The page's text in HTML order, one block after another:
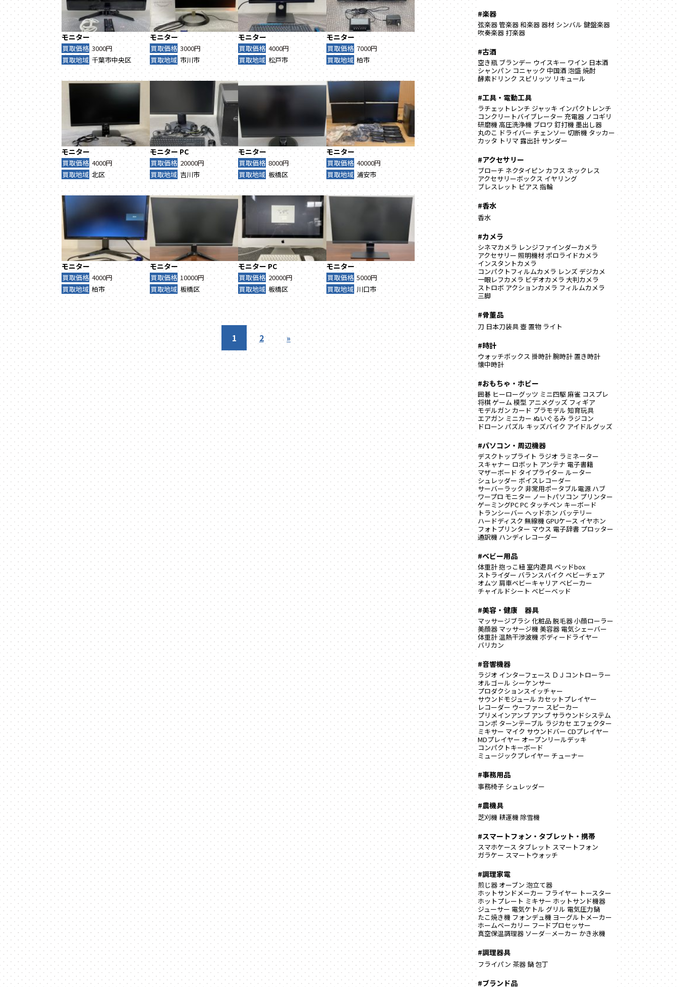
モニター
買取価格 3000円
買取地域 千葉市中央区
モニター
買取価格 3000円
買取地域 市川市
モニター
買取価格 4000円
買取地域 松戸市
モニター
買取価格 7000円
買取地域 柏市
モニター
買取価格 4000円
買取地域 北区
モニター PC
買取価格 20000円
買取地域 吉川市
モニター
買取価格 8000円
買取地域 板橋区
モニター
買取価格 40000円
買取地域 浦安市
モニター
買取価格 4000円
買取地域 柏市
モニター
買取価格 10000円
買取地域 板橋区
モニター PC
買取価格 20000円
買取地域 板橋区
モニター
買取価格 5000円
買取地域 川口市
1 2 »
#楽器
弦楽器管楽器和楽器 器材 シンバル 鍵盤楽器
吹奏楽器 打楽器
#古酒
空き瓶 ブランデー ウイスキー ワイン 日本酒
シャンパン コニャック 中国酒 泡盛焼酎
酵素ドリンク スピリッツ リキュール
#工具・電動工具
ラチェットレンチ ジャッキ インパクトレンチ
コンクリートバイブレーター 充電器 ノコギリ
研磨機 高圧洗浄機 ブロワ 釘打機墨出し器
丸のこ ドライバー チェンソー 切断機 タッカー
カッタ トリマ 露出計 サンダー
#アクセサリー
ブローチ ネクタイピン カフス ネックレス
アクセサリーボックス イヤリング
ブレスレット ピアス 指輪
#香水
香水
#カメラ
シネマカメラ レンジファインダーカメラ
アクセサリー 照明機材 ポロライドカメラ
インスタントカメラ
コンパクトフィルムカメラ レンズ デジカメ
一眼レフカメラ ビデオカメラ 大判カメラ
ストロボ アクションカメラ フィルムカメラ
三脚
#骨董品
刀 日本刀装具壺 置物 ライト
#時計
ウォッチボックス 掛時計腕時計 置き時計
懐中時計
#おもちゃ・ホビー
囲碁 ヒーローグッツ ミニ四駆麻雀 コスプレ
将棋ゲーム 模型 アニメグッズ フィギア
モデルガン カード プラモデル 知育玩具
エアガン ミニカー ぬいぐるみ ラジコン
ドローン パズル キッズバイク アイドルグッズ
#パソコン・周辺機器
デスクトップライト ラジオ ラミネーター
スキャナー ロボット アンテナ 電子書籍
マザーボード タイプライター ルーター
シュレッダー ボイスレコーダー
サーバーラック 非常用ポータブル電源 ハブ
ワープロ モニター ノートパソコン プリンター
ゲーミングPCPC タッチペン キーボード
トランシーバー ヘッドホン バッテリー
ハードディスク 無線機GPUケース イヤホン
フォトプリンター マウス 電子辞書 プロッター
通訳機 ハンディレコーダー
#ベビー用品
体重計抱っこ紐室内遊具 ベッドbox
ストライダー バランスバイク ベビーチェア
オムツ 肩車ベビーキャリア ベビーカー
チャイルドシート ベビーベッド
#美容・健康 器具
マッサージブラシ 化粧品脱毛器小顔ローラー
美顔器 マッサージ機美容器 電気シェーバー
体重計温熱干渉波機 ボディードライヤー
バリカン
#音響機器
ラジオ インターフェース ＤＪコントローラー
オルゴール シーケンサー
プロダクションスイッチャー
サウンドモジュール カセットプレイヤー
レコーダー ウーファー スピーカー
プリメインアンプ アンプ サラウンドシステム
コンポ ターンテーブル ラジカセ エフェクター
ミキサー マイク サウンドバー CDプレイヤー
MDプレイヤー オープンリールデッキ
コンパクトキーボード
ミュージックプレイヤー チューナー
#事務用品
事務椅子 シュレッダー
#農機具
芝刈機耕運機 除雪機
#スマートフォン・タブレット・携帯
スマホケース タブレット スマートフォン
ガラケー スマートウォッチ
#調理家電
煎じ器 オーブン 泡立て器
ホットサンドメーカー フライヤー トースター
ホットプレート ミキサー ホットサンド機器
ジューサー 電気ケトル グリル 電気圧力鍋
たこ焼き機 フォンデュ機 ヨーグルトメーカー
ホームベーカリー フードプロセッサー
真空保温調理器 ソーダ―メーカー かき氷機
#調理器具
フライパン 茶器鍋包丁
#ブランド品